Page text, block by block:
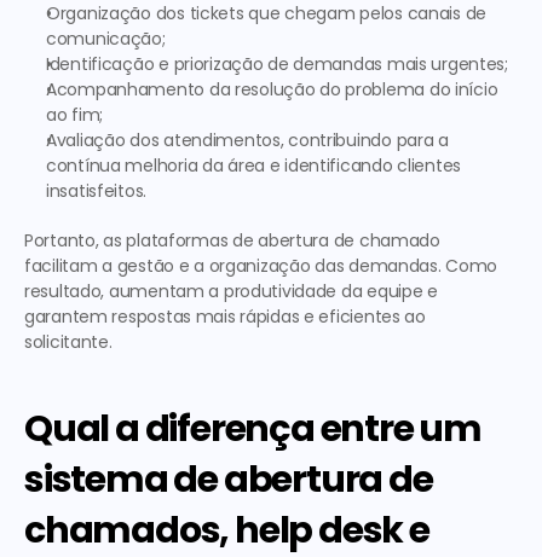
Organização dos tickets que chegam pelos canais de
comunicação;
Identificação e priorização de demandas mais urgentes;
Acompanhamento da resolução do problema do início
ao fim;
Avaliação dos atendimentos, contribuindo para a
contínua melhoria da área e identificando clientes
insatisfeitos.
Portanto, as plataformas de abertura de chamado
facilitam a gestão e a organização das demandas. Como
resultado, aumentam a produtividade da equipe e
garantem respostas mais rápidas e eficientes ao
solicitante.
Qual a diferença entre um
sistema de abertura de
chamados, help desk e